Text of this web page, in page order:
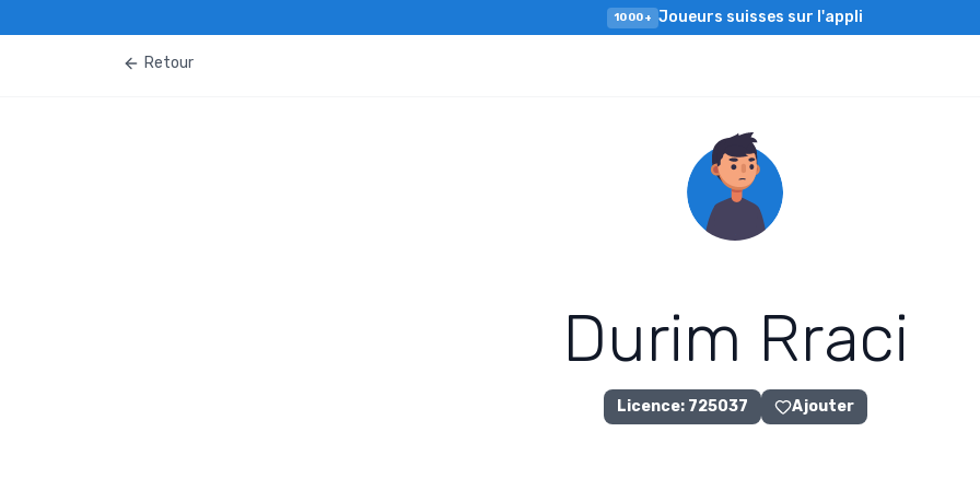
1000+ Joueurs suisses sur l'appli
Retour
Durim Rraci
Licence: 725037 Ajouter